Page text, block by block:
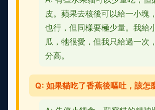
皮。蘋果去核後可以給一小塊
也行，但同樣要極少量。我給
瓜，牠很愛，但我只給過一次
分高。
Q: 如果貓吃了香蕉後嘔吐，該怎